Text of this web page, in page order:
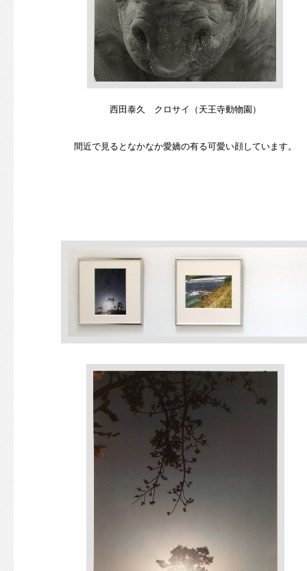
西田泰久 クロサイ（天王寺動物園）
間近で見るとなかなか愛嬌の有る可愛い顔しています。